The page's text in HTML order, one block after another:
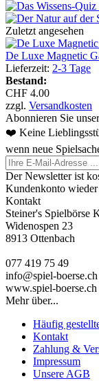
Zuletzt angesehen
De Luxe Magnetic
Lieferzeit: 2-3 Tage
Bestand:
CHF 4.00
zzgl. Versandkosten
Abonnieren Sie
❤️ Keine
wenn neue
Der Newsletter ist
Kundenkonto
Kontakt
Steiner's Spielbörse
Widenospen 23
8913 Ottenbach
077 419 75 49
info@spiel-boerse.ch
www.spiel-boerse.ch
Mehr über...
Häufig
Kontakt
Zahlung &
Impressum
Unsere AGB